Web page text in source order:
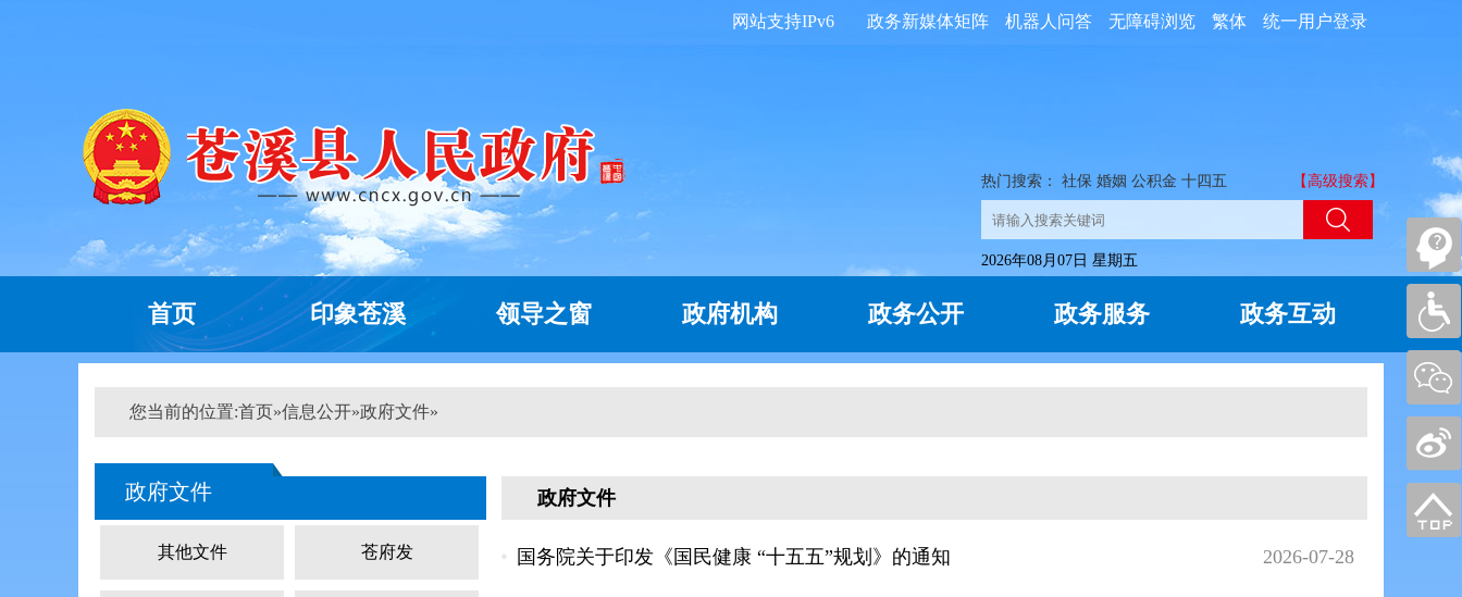
统一用户登录
繁体
无障碍浏览
机器人问答
政务新媒体矩阵
网站支持IPv6
热门搜索： 社保 婚姻 公积金 十四五 【高级搜索】
2026年08月07日 星期五
首页 印象苍溪 领导之窗 政府机构 政务公开 政务服务 政务互动
您当前的位置:首页»信息公开»政府文件»
政府文件
其他文件 苍府发
政府文件
国务院关于印发《国民健康 “十五五”规划》的通知 2026-07-28